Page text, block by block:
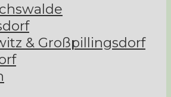
& Großpillingsdorf